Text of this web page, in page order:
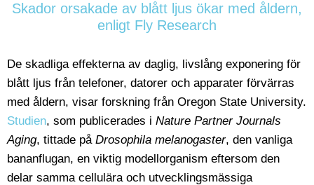
Skador orsakade av blått ljus ökar med åldern,
enligt Fly Research
De skadliga effekterna av daglig, livslång exponering för
blått ljus från telefoner, datorer och apparater förvärras
med åldern, visar forskning från Oregon State University.
Studien, som publicerades i Nature Partner Journals
Aging, tittade på Drosophila melanogaster, den vanliga
bananflugan, en viktig modellorganism eftersom den
delar samma cellulära och utvecklingsmässiga